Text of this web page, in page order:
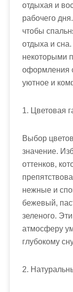
отдыхая и
рабочего
чтобы
отдыха и
некоторыми
оформления
уютное и
1. Цветовая
Выбор
значение.
оттенков,
нежные и
бежевый,
зеленого.
атмосферу
глубокому
2.